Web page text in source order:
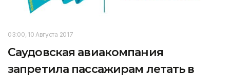
03:00, 10 Августа 2017
Саудовская авиакомпания
запретила пассажирам летать в